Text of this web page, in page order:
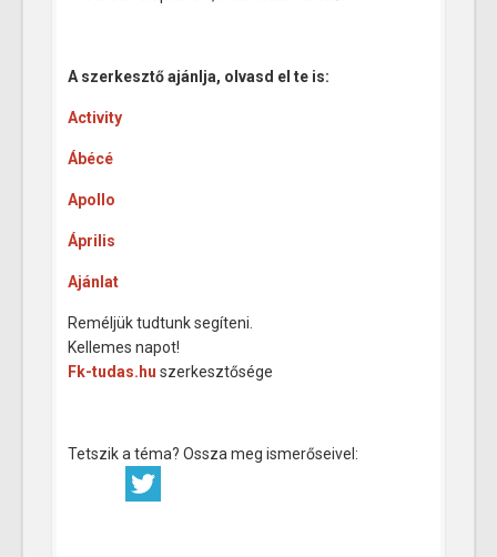
A szerkesztő ajánlja, olvasd el te is:
Activity
Ábécé
Apollo
Április
Ajánlat
Reméljük tudtunk segíteni.
Kellemes napot!
Fk-tudas.hu szerkesztősége
Tetszik a téma? Ossza meg ismerőseivel: